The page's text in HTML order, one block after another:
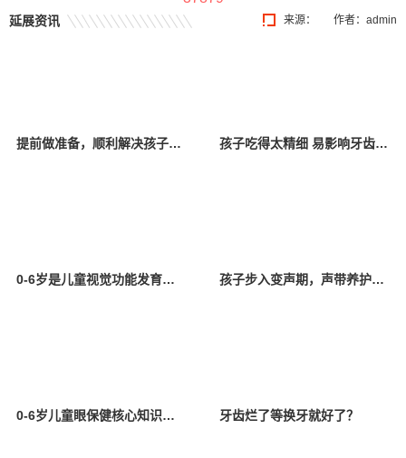
来源： 作者：admin
延展资讯
提前做准备，顺利解决孩子换牙烦恼 孩子吃得太精细 易影响牙齿生长
0-6岁是儿童视觉功能发育的关键期 孩子步入变声期，声带养护安排上！
0-6岁儿童眼保健核心知识要点 牙齿烂了等换牙就好了？